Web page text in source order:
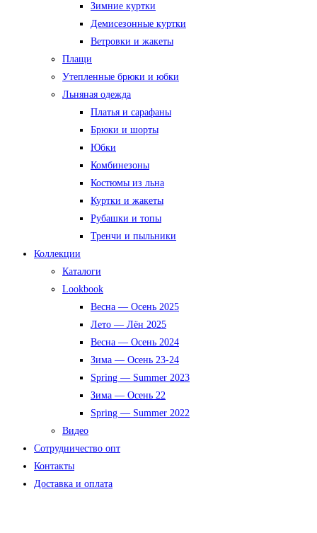
Зимние куртки
Демисезонные куртки
Ветровки и жакеты
Плащи
Утепленные брюки и юбки
Льняная одежда
Платья и сарафаны
Брюки и шорты
Юбки
Комбинезоны
Костюмы из льна
Куртки и жакеты
Рубашки и топы
Тренчи и пыльники
Коллекции
Каталоги
Lookbook
Весна — Осень 2025
Лето — Лён 2025
Весна — Осень 2024
Зима — Осень 23-24
Spring — Summer 2023
Зима — Осень 22
Spring — Summer 2022
Видео
Сотрудничество опт
Контакты
Доставка и оплата